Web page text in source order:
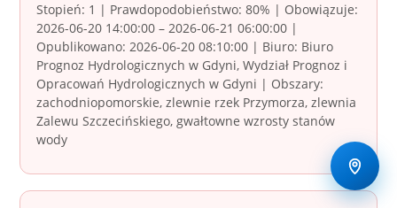
Stopień: 1 | Prawdopodobieństwo: 80% | Obowiązuje:
2026-06-20 14:00:00 – 2026-06-21 06:00:00 |
Opublikowano: 2026-06-20 08:10:00 | Biuro: Biuro
Prognoz Hydrologicznych w Gdyni, Wydział Prognoz i
Opracowań Hydrologicznych w Gdyni | Obszary:
zachodniopomorskie, zlewnie rzek Przymorza, zlewnia
Zalewu Szczecińskiego, gwałtowne wzrosty stanów
wody